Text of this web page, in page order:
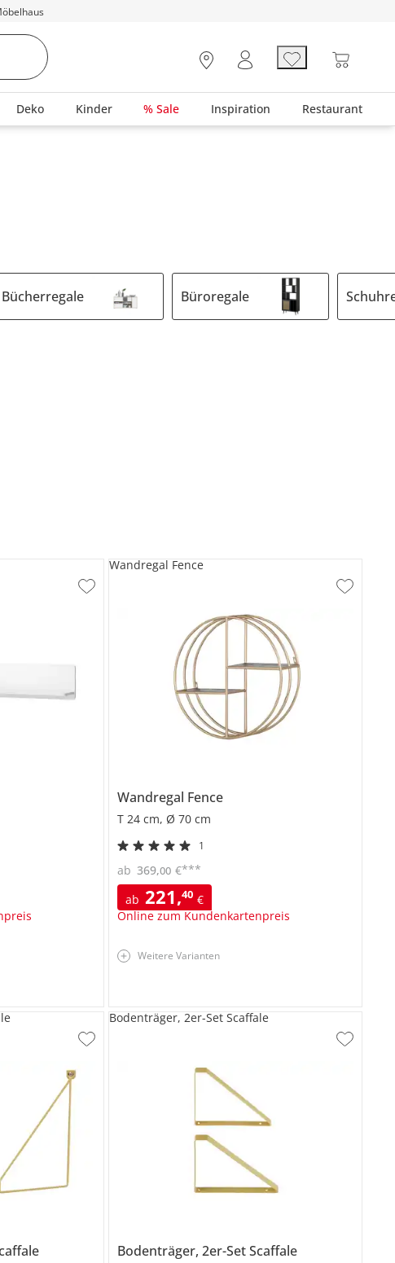
Deko Kinder % Sale Inspiration Restaurant
Bücherregale Büroregale
Wandregal Fence
T 24 cm, Ø 70 cm
1
ab 221,40 €
Online zum Kundenkartenpreis
ab 369,00 €***
Wandregal Fence
Weitere Varianten
Bodenträger, 2er-SetScaffale
Bodenträger, 2er-Set Scaffale